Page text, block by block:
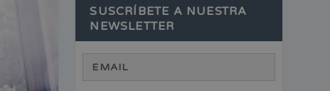
SUSCRÍBETE A NUESTRA
NEWSLETTER